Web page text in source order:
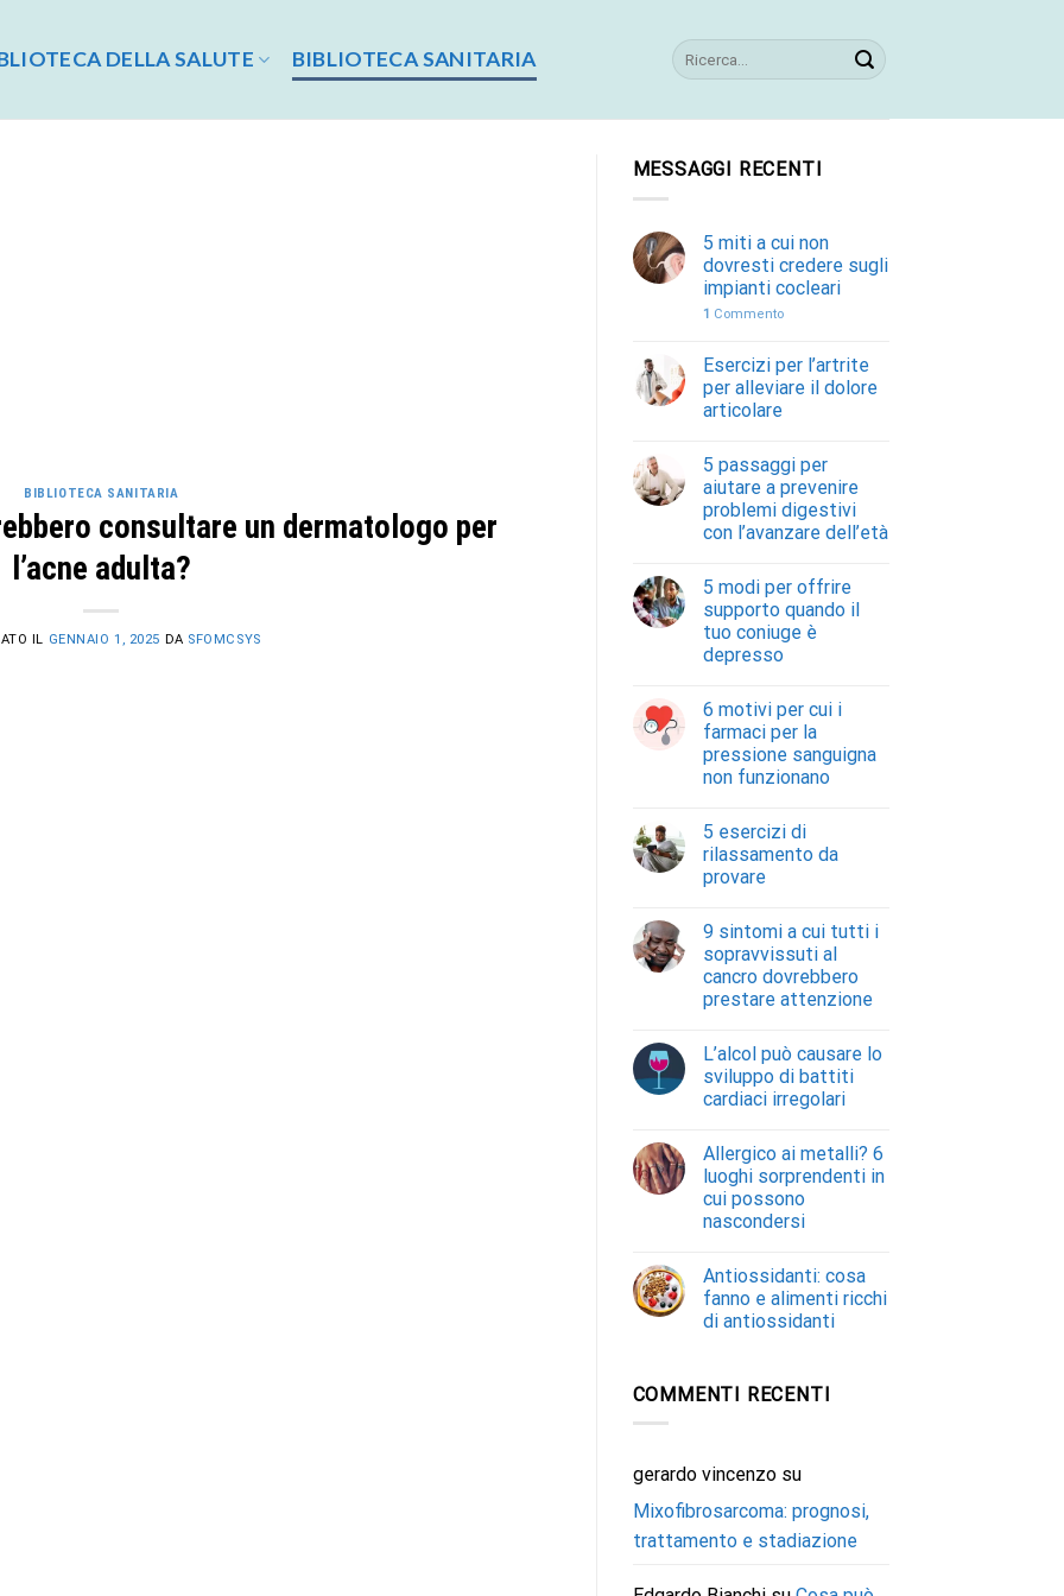
DELLA SALUTE BIBLIOTECA SANITARIA
BIBLIOTECA SANITARIA
consultare un dermatologo per
l’acne adulta?
IL GENNAIO 1, 2025 DA SFOMCSYS
MESSAGGI RECENTI
5 miti a cui non
dovresti credere sugli
impianti cocleari
1 Commento
Esercizi per l’artrite
per alleviare il dolore
articolare
5 passaggi per
aiutare a prevenire
problemi digestivi
con l’avanzare dell’età
5 modi per offrire
supporto quando il
tuo coniuge è
depresso
6 motivi per cui i
farmaci per la
pressione sanguigna
non funzionano
5 esercizi di
rilassamento da
provare
9 sintomi a cui tutti i
sopravvissuti al
cancro dovrebbero
prestare attenzione
L’alcol può causare lo
sviluppo di battiti
cardiaci irregolari
Allergico ai metalli? 6
luoghi sorprendenti in
cui possono
nascondersi
Antiossidanti: cosa
fanno e alimenti ricchi
di antiossidanti
COMMENTI RECENTI
gerardo vincenzosu
Mixofibrosarcoma: prognosi,
trattamento e stadiazione